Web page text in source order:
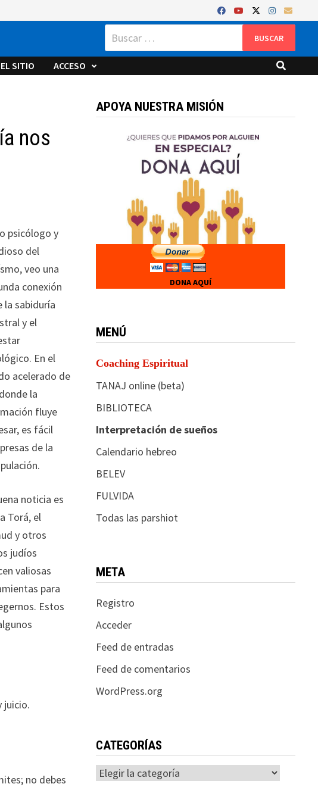
Buscar:
SITIO ACCESO
nos
psicólogo y
del
veo una
conexión
la sabiduría
y el
En el
acelerado de
la
fluye
es fácil
de la
noticia es
Torá, el
y otros
judíos
valiosas
para
Estos
juicio.
no debes
APOYA NUESTRA MISIÓN
DONA AQUÍ
MENÚ
Coaching Espiritual
TANAJ online (beta)
BIBLIOTECA
Interpretación de sueños
Calendario hebreo
BELEV
FULVIDA
Todas las parshiot
META
Registro
Acceder
Feed de entradas
Feed de comentarios
WordPress.org
CATEGORÍAS
Categorías